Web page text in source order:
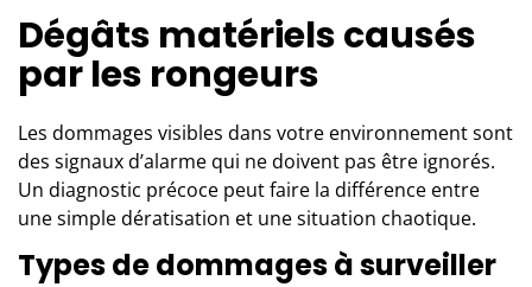
Dégâts matériels causés
par les rongeurs
Les dommages visibles dans votre environnement sont
des signaux d’alarme qui ne doivent pas être ignorés.
Un diagnostic précoce peut faire la différence entre
une simple dératisation et une situation chaotique.
Types de dommages à surveiller